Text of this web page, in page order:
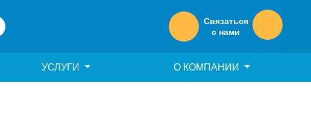
Связаться
с нами
УСЛУГИ О КОМПАНИИ